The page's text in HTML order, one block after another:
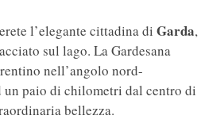
l’elegante cittadina di Garda,
sul lago. La Gardesana
nell’angolo nord-
un paio di chilometri dal centro di
bellezza.